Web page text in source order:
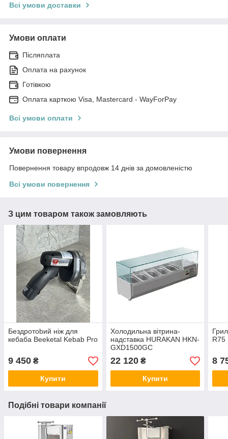
Всі умови доставки
Умови оплати
Післяплата
Оплата на рахунок
Готівкою
Оплата карткою Visa, Mastercard - WayForPay
Всі умови оплати
Умови повернення
Повернення товару впродовж 14 днів за домовленістю
Всі умови повернення
З цим товаром також замовляють
Бeздpoтobий ніж для
кeбaбa Beeketal Kebab Pro
9 450 ₴
Купити
Холодильна вітрина-
надставка HURAKAN HKN-
GXD1500GC
22 120₴
Купити
R75
8
Подібні товари компанії